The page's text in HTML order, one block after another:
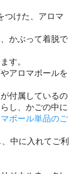
つけた、アロマ
かぶって着脱で
す。
アロマボールを
付属しているの
し、かごの中に
ボール単品のご
中に入れてご利